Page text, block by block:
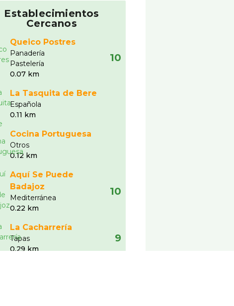
Establecimientos
Cercanos
Queico Postres
Panaderí­a
Pastelerí­a
0.07 km
10
La Tasquita de Bere
Española
0.11 km
Cocina Portuguesa
Otros
0.12 km
Aquí Se Puede
Badajoz
Mediterránea
0.22 km
10
La Cacharrería
Tapas
0.29 km
9